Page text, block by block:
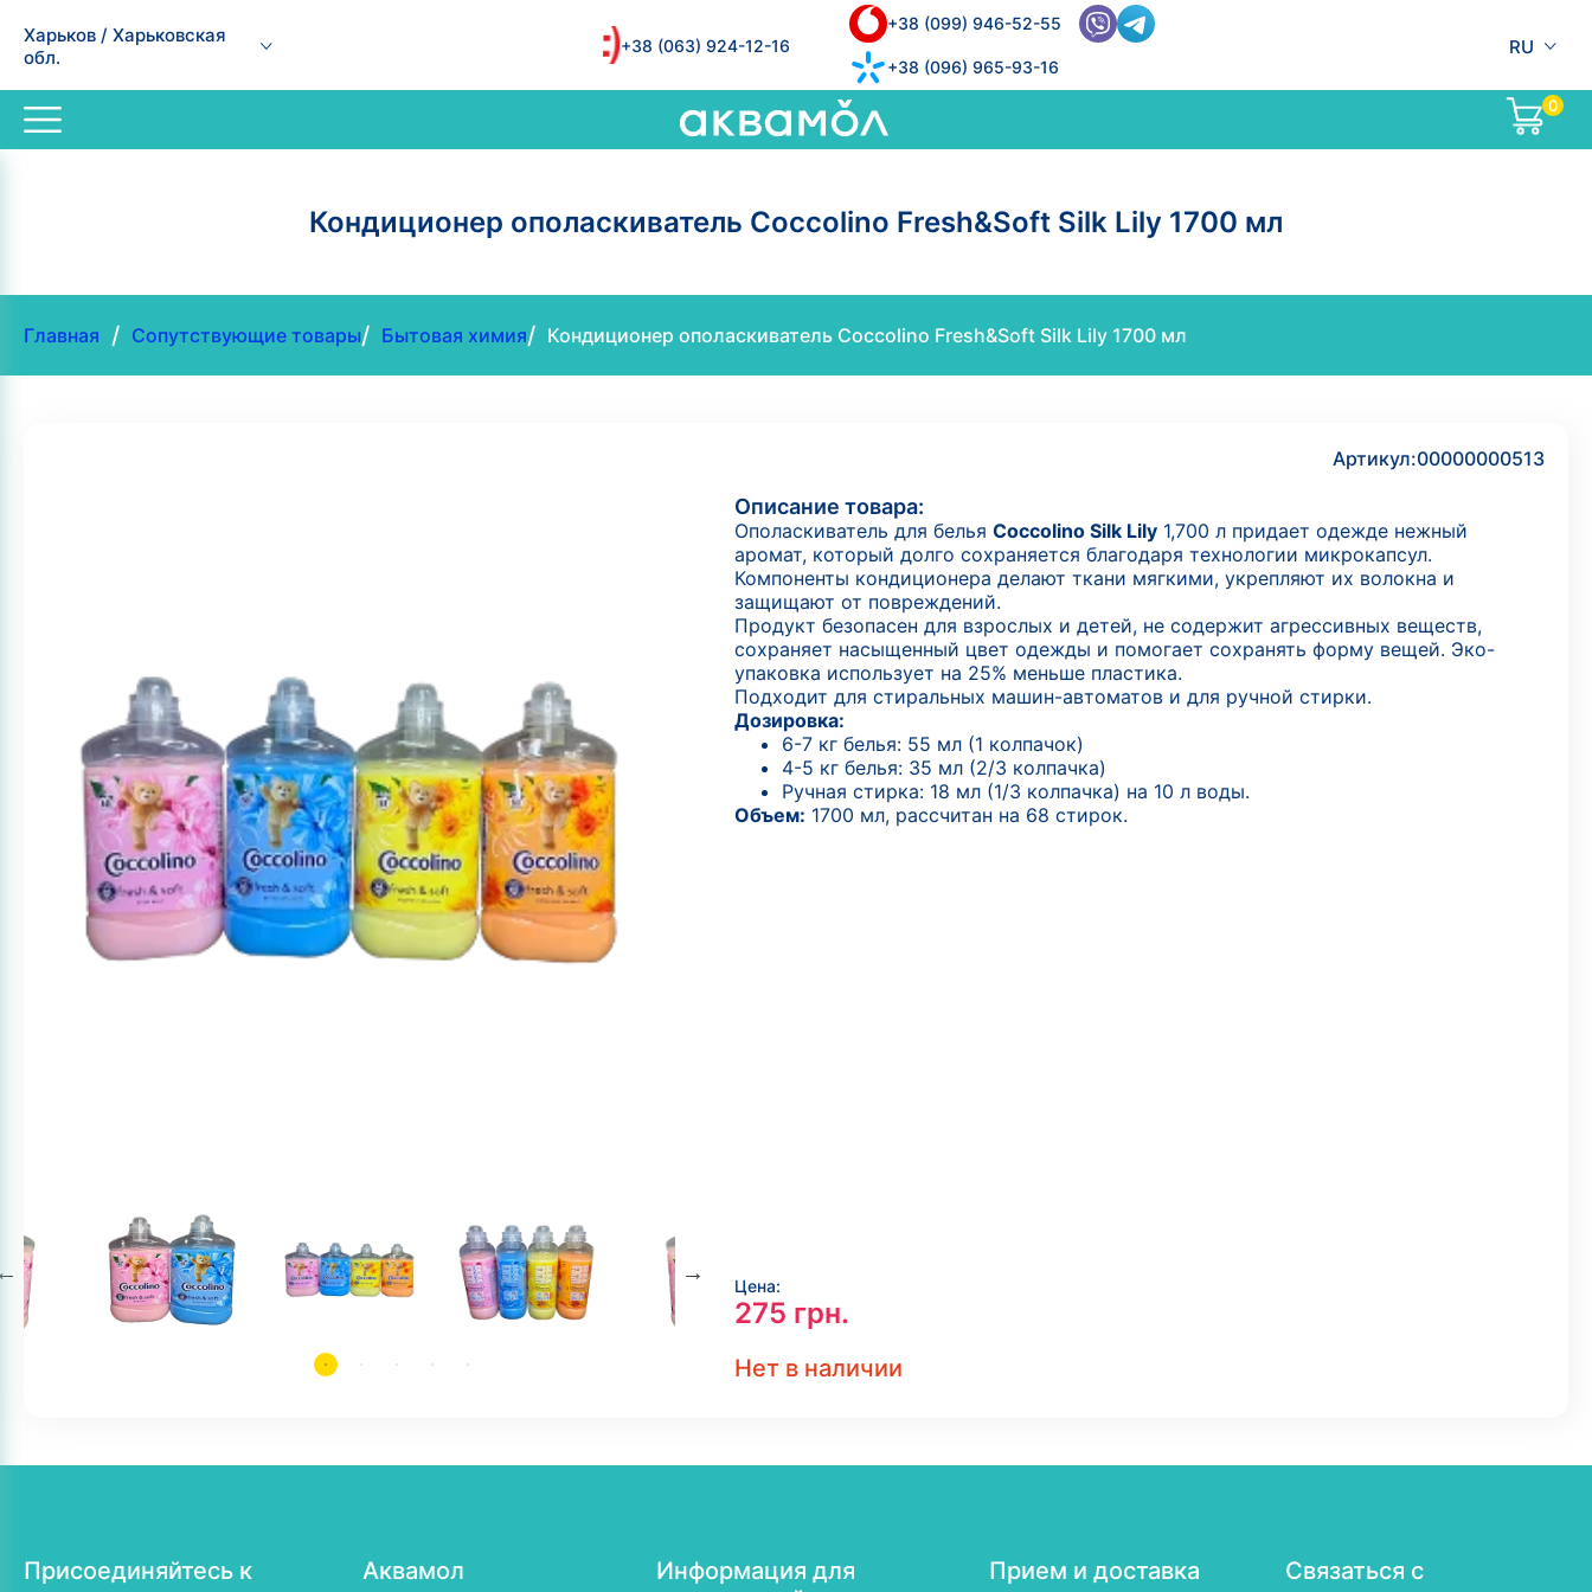
Харьков / Харьковская
обл.
+38 (063) 924-12-16
+38 (099) 946-52-55
+38 (096) 965-93-16
RU
0
Кондиционер ополаскиватель Coccolino Fresh&Soft Silk Lily 1700 мл
Главная / Сопутствующие товары/ Бытовая химия/ Кондиционер ополаскиватель Coccolino Fresh&Soft Silk Lily 1700 мл
Артикул:00000000513
Описание товара:
Ополаскиватель для белья Coccolino Silk Lily 1,700 л придает одежде нежный
аромат, который долго сохраняется благодаря технологии микрокапсул.
Компоненты кондиционера делают ткани мягкими, укрепляют их волокна и
защищают от повреждений.
Продукт безопасен для взрослых и детей, не содержит агрессивных веществ,
сохраняет насыщенный цвет одежды и помогает сохранять форму вещей. Эко-
упаковка использует на 25% меньше пластика.
Подходит для стиральных машин-автоматов и для ручной стирки.
Дозировка:
6-7 кг белья: 55 мл (1 колпачок)
4-5 кг белья: 35 мл (2/3 колпачка)
Ручная стирка: 18 мл (1/3 колпачка) на 10 л воды.
Объем: 1700 мл, рассчитан на 68 стирок.
Цена:
275 грн.
Нет в наличии
Присоединяйтесь к
Аквамол
Информация для
Прием и доставка
Связаться с